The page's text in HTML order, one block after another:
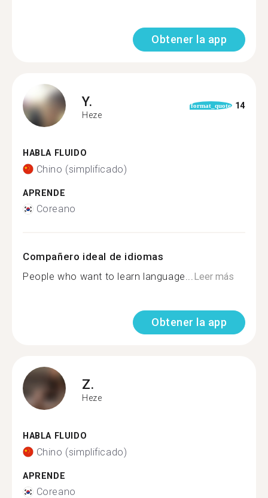
Obtener la app
Y.
Heze
format_quote 14
HABLA FLUIDO
Chino (simplificado)
APRENDE
Coreano
Compañero ideal de idiomas
People who want to learn language...Leer más
Obtener la app
Z.
Heze
HABLA FLUIDO
Chino (simplificado)
APRENDE
Coreano